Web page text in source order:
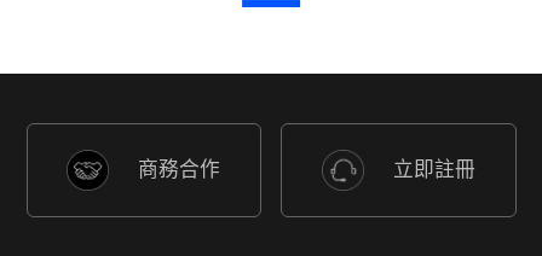
商務合作 立即註冊